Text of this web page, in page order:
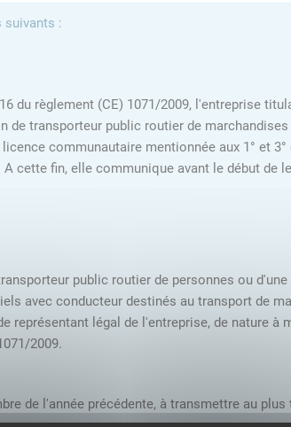
suivants :
du règlement (CE) 1071/2009, l'entreprise
transporteur public routier de
communautaire mentionnée aux 1° et 3°
cette fin, elle communique avant le début
public routier de personnes ou
avec conducteur destinés au transport de
légal de l'entreprise, de nature à
2009.
de l'année précédente, à transmettre au plus